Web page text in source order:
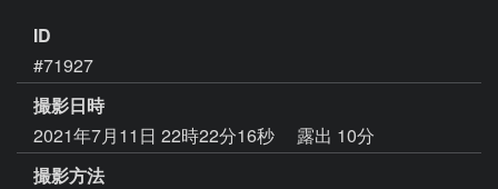
ID
#71927
撮影日時
2021年7月11日 22時22分16秒
露出 10分
撮影方法